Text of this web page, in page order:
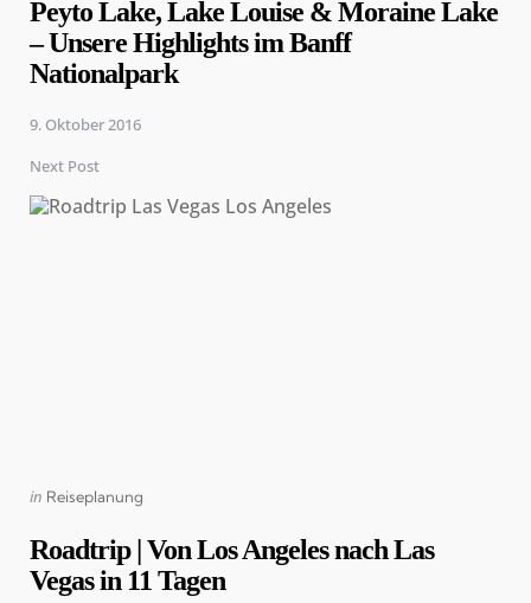
Peyto Lake, Lake Louise & Moraine Lake
– Unsere Highlights im Banff
Nationalpark
9. Oktober 2016
Next Post
Posted
in Reiseplanung
Roadtrip | Von Los Angeles nach Las
Vegas in 11 Tagen